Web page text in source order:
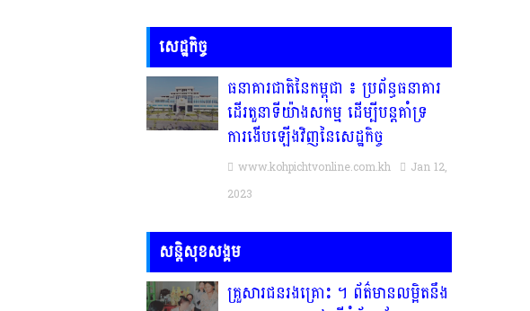
សេដ្ឋកិច្ច
ធនាគារជាតិនៃកម្ពុជា ៖ ប្រព័ន្ធធនាគារ
ដើរតួនាទីយ៉ាងសកម្ម ដើម្បីបន្តគាំទ្រ
ការងើបឡើងវិញនៃសេដ្ឋកិច្ច
www.kohpichtvonline.com.kh
Jan 12,
2023
សន្តិសុខសង្គម
គ្រួសារ​ជន​រង​គ្រោះ​ ។​ ព័ត៌មានលម្អិតនឹង